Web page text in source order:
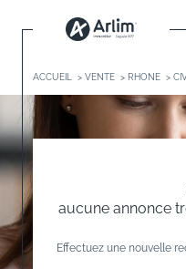
ACCUEIL VENTE RHONE
aucune annonce
Effectuez une nouvelle